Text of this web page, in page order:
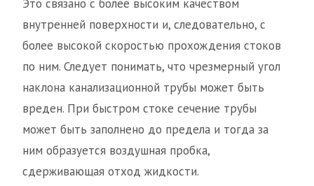
Это связано с более высоким качеством
внутренней поверхности и, следовательно, с
более высокой скоростью прохождения стоков
по ним. Следует понимать, что чрезмерный угол
наклона канализационной трубы может быть
вреден. При быстром стоке сечение трубы
может быть заполнено до предела и тогда за
ним образуется воздушная пробка,
сдерживающая отход жидкости.